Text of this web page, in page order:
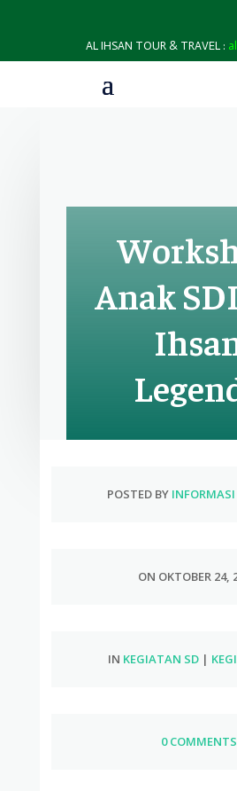
AL IHSAN TOUR & TRAVEL :
Anak
POSTED BY
ON OKTOBER 24,
IN KEGIATAN SD |
0 COMMENTS